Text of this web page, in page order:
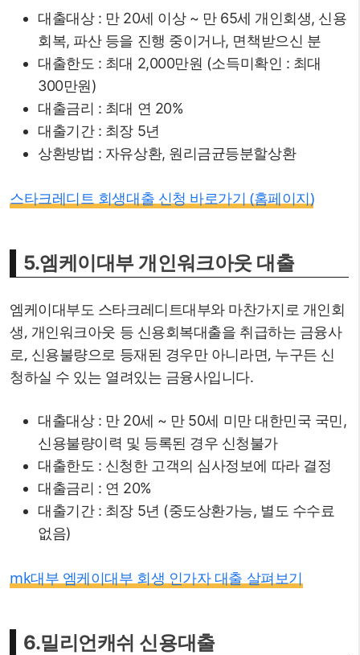
대출대상 : 만 20세 이상 ~ 만 65세 개인회생, 신용
회복, 파산 등을 진행 중이거나, 면책받으신 분
대출한도 : 최대 2,000만원 (소득미확인 : 최대
300만원)
대출금리 : 최대 연 20%
대출기간 : 최장 5년
상환방법 : 자유상환, 원리금균등분할상환
스타크레디트 회생대출 신청 바로가기 (홈페이지)
5.엠케이대부 개인워크아웃 대출
엠케이대부도 스타크레디트대부와 마찬가지로 개인회
생, 개인워크아웃 등 신용회복대출을 취급하는 금융사
로, 신용불량으로 등재된 경우만 아니라면, 누구든 신
청하실 수 있는 열려있는 금융사입니다.
대출대상 : 만 20세 ~ 만 50세 미만 대한민국 국민,
신용불량이력 및 등록된 경우 신청불가
대출한도 : 신청한 고객의 심사정보에 따라 결정
대출금리 : 연 20%
대출기간 : 최장 5년 (중도상환가능, 별도 수수료
없음)
mk대부 엠케이대부 회생 인가자 대출 살펴보기
6.밀리언캐쉬 신용대출